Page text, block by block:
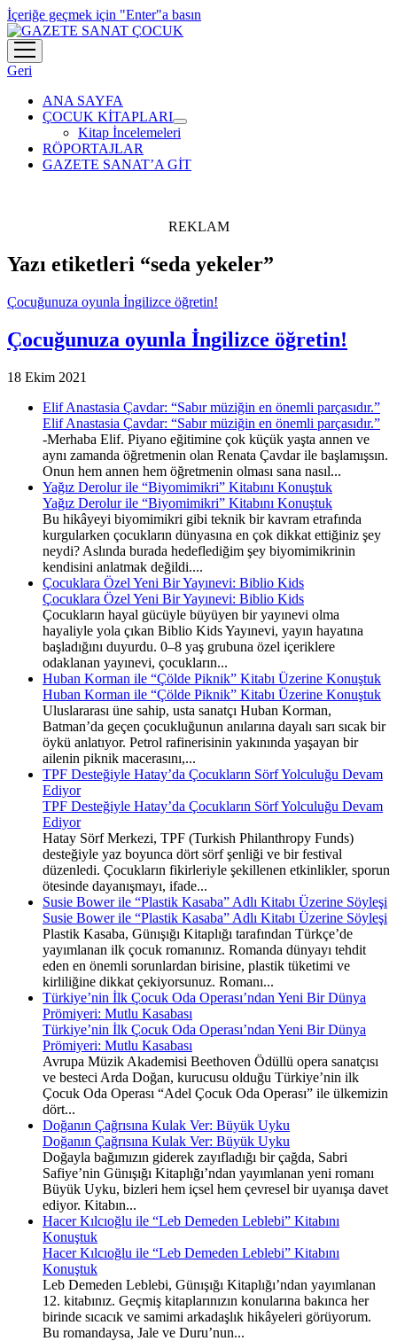
İçeriğe geçmek için "Enter"a basın
menüyü
aç
Geri
ANA SAYFA
ÇOCUK KİTAPLARI
menüyü
aç
Kitap İncelemeleri
RÖPORTAJLAR
GAZETE SANAT’A GİT
REKLAM
Yazı etiketleri “seda yekeler”
Çocuğunuza oyunla İngilizce öğretin!
Çocuğunuza oyunla İngilizce öğretin!
18 Ekim 2021
Elif Anastasia Çavdar: “Sabır müziğin en önemli parçasıdır.”
Elif Anastasia Çavdar: “Sabır müziğin en önemli parçasıdır.”
-Merhaba Elif. Piyano eğitimine çok küçük yaşta annen ve
aynı zamanda öğretmenin olan Renata Çavdar ile başlamışsın.
Onun hem annen hem öğretmenin olması sana nasıl...
Yağız Derolur ile “Biyomimikri” Kitabını Konuştuk
Yağız Derolur ile “Biyomimikri” Kitabını Konuştuk
Bu hikâyeyi biyomimikri gibi teknik bir kavram etrafında
kurgularken çocukların dünyasına en çok dikkat ettiğiniz şey
neydi? Aslında burada hedeflediğim şey biyomimikrinin
kendisini anlatmak değildi....
Çocuklara Özel Yeni Bir Yayınevi: Biblio Kids
Çocuklara Özel Yeni Bir Yayınevi: Biblio Kids
Çocukların hayal gücüyle büyüyen bir yayınevi olma
hayaliyle yola çıkan Biblio Kids Yayınevi, yayın hayatına
başladığını duyurdu. 0–8 yaş grubuna özel içeriklere
odaklanan yayınevi, çocukların...
Huban Korman ile “Çölde Piknik” Kitabı Üzerine Konuştuk
Huban Korman ile “Çölde Piknik” Kitabı Üzerine Konuştuk
Uluslararası üne sahip, usta sanatçı Huban Korman,
Batman’da geçen çocukluğunun anılarına dayalı sarı sıcak bir
öykü anlatıyor. Petrol rafinerisinin yakınında yaşayan bir
ailenin piknik macerasını,...
TPF Desteğiyle Hatay’da Çocukların Sörf Yolculuğu Devam
Ediyor
TPF Desteğiyle Hatay’da Çocukların Sörf Yolculuğu Devam
Ediyor
Hatay Sörf Merkezi, TPF (Turkish Philanthropy Funds)
desteğiyle yaz boyunca dört sörf şenliği ve bir festival
düzenledi. Çocukların fikirleriyle şekillenen etkinlikler, sporun
ötesinde dayanışmayı, ifade...
Susie Bower ile “Plastik Kasaba” Adlı Kitabı Üzerine Söyleşi
Susie Bower ile “Plastik Kasaba” Adlı Kitabı Üzerine Söyleşi
Plastik Kasaba, Günışığı Kitaplığı tarafından Türkçe’de
yayımlanan ilk çocuk romanınız. Romanda dünyayı tehdit
eden en önemli sorunlardan birisine, plastik tüketimi ve
kirliliğine dikkat çekiyorsunuz. Romanı...
Türkiye’nin İlk Çocuk Oda Operası’ndan Yeni Bir Dünya
Prömiyeri: Mutlu Kasabası
Türkiye’nin İlk Çocuk Oda Operası’ndan Yeni Bir Dünya
Prömiyeri: Mutlu Kasabası
Avrupa Müzik Akademisi Beethoven Ödüllü opera sanatçısı
ve besteci Arda Doğan, kurucusu olduğu Türkiye’nin ilk
Çocuk Oda Operası “Adel Çocuk Oda Operası” ile ülkemizin
dört...
Doğanın Çağrısına Kulak Ver: Büyük Uyku
Doğanın Çağrısına Kulak Ver: Büyük Uyku
Doğayla bağımızın giderek zayıfladığı bir çağda, Sabri
Safiye’nin Günışığı Kitaplığı’ndan yayımlanan yeni romanı
Büyük Uyku, bizleri hem içsel hem çevresel bir uyanışa davet
ediyor. Kitabın...
Hacer Kılcıoğlu ile “Leb Demeden Leblebi” Kitabını
Konuştuk
Hacer Kılcıoğlu ile “Leb Demeden Leblebi” Kitabını
Konuştuk
Leb Demeden Leblebi, Günışığı Kitaplığı’ndan yayımlanan
12. kitabınız. Geçmiş kitaplarınızın konularına bakınca her
birinde sıcacık ve samimi arkadaşlık hikâyeleri görüyorum.
Bu romandaysa, Jale ve Duru’nun...